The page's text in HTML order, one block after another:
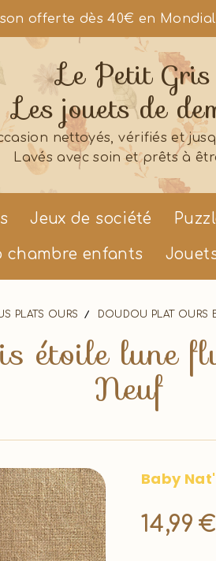
offerte dès 40€ en Mondial
Le Petit Gris
Les jouets de
nettoyés, vérifiés et
Lavés avec soin et prêts à
Jeux de société
chambre enfants
PLATS OURS DOUDOU PLAT OURS
étoile lune
Neuf
Baby Nat'
14,99 €